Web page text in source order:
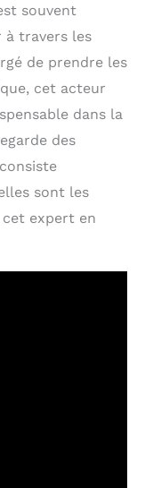
souvent
à travers les
de prendre les
cet acteur
dans la
des
sont les
expert en